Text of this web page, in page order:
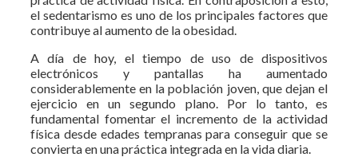
el sedentarismo es uno de los principales factores que
contribuye al aumento de la obesidad.
A día de hoy, el tiempo de uso de dispositivos
electrónicos y pantallas ha aumentado
considerablemente en la población joven, que dejan el
ejercicio en un segundo plano. Por lo tanto, es
fundamental fomentar el incremento de la actividad
física desde edades tempranas para conseguir que se
convierta en una práctica integrada en la vida diaria.